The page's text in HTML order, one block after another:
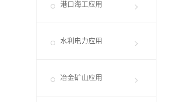
港口海工应用
水利电力应用
冶金矿山应用